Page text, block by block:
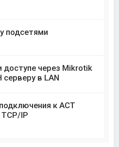
подсетями
доступе через Mikrotik
серверу в LAN
к АСТ
IP